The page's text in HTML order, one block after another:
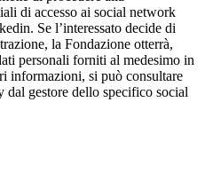
di accesso ai social network
Se l’interessato decide di
la Fondazione otterrà,
personali forniti al medesimo in
informazioni, si può consultare
gestore dello specifico social